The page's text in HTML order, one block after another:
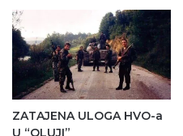
ZATAJENA ULOGA HVO-a
U “OLUJI”